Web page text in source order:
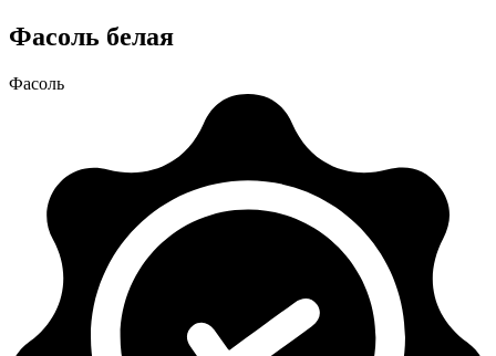
Фасоль белая
Фасоль